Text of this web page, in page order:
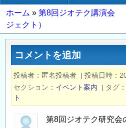
動
パ
ン
く
ホーム
第8回ジオテク講演会
ジェクト）
コメントを追加
投稿者 匿名投稿者 | 投稿日時
セクション
イベント案内 | タグ
ト
第8回ジオテク研究会